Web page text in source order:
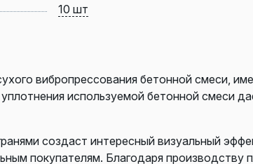
10 шт
вибропрессования бетонной смеси,
используемой бетонной смеси
создаст интересный визуальный
покупателям. Благодаря